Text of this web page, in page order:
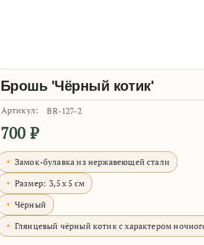
Брошь 'Чёрный котик'
Артикул: BR-127-2
700 ₽
Замок-булавка из нержавеющей стали
Размер: 3,5 x 5 см
Чёрный
Глянцевый чёрный котик с характером